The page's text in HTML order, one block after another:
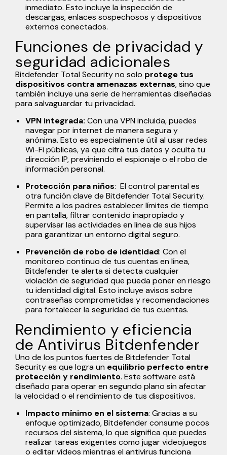
inmediato. Esto incluye la inspección de
descargas, enlaces sospechosos y dispositivos
externos conectados.
Funciones de privacidad y
seguridad adicionales
Bitdefender Total Security no solo protege tus
dispositivos contra amenazas externas, sino que
también incluye una serie de herramientas diseñadas
para salvaguardar tu privacidad.
VPN integrada: Con una VPN incluida, puedes
navegar por internet de manera segura y
anónima. Esto es especialmente útil al usar redes
Wi-Fi públicas, ya que cifra tus datos y oculta tu
dirección IP, previniendo el espionaje o el robo de
información personal.
Protección para niños: El control parental es
otra función clave de Bitdefender Total Security.
Permite a los padres establecer límites de tiempo
en pantalla, filtrar contenido inapropiado y
supervisar las actividades en línea de sus hijos
para garantizar un entorno digital seguro.
Prevención de robo de identidad: Con el
monitoreo continuo de tus cuentas en línea,
Bitdefender te alerta si detecta cualquier
violación de seguridad que pueda poner en riesgo
tu identidad digital. Esto incluye avisos sobre
contraseñas comprometidas y recomendaciones
para fortalecer la seguridad de tus cuentas.
Rendimiento y eficiencia
de Antivirus Bitdenfender
Uno de los puntos fuertes de Bitdefender Total
Security es que logra un equilibrio perfecto entre
protección y rendimiento. Este software está
diseñado para operar en segundo plano sin afectar
la velocidad o el rendimiento de tus dispositivos.
Impacto mínimo en el sistema: Gracias a su
enfoque optimizado, Bitdefender consume pocos
recursos del sistema, lo que significa que puedes
realizar tareas exigentes como jugar videojuegos
o editar vídeos mientras el antivirus funciona